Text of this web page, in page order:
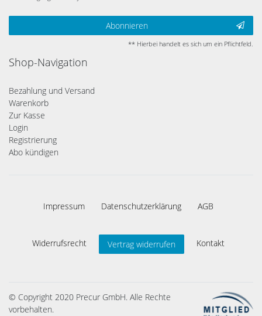
Abonnieren
** Hierbei handelt es sich um ein Pflichtfeld.
Shop-Navigation
Bezahlung und Versand
Warenkorb
Zur Kasse
Login
Registrierung
Abo kündigen
Impressum Daten­schutz­erklärung AGB
Widerrufs­recht Vertrag widerrufen Kontakt
© Copyright 2020 Precur GmbH. Alle Rechte
vorbehalten.